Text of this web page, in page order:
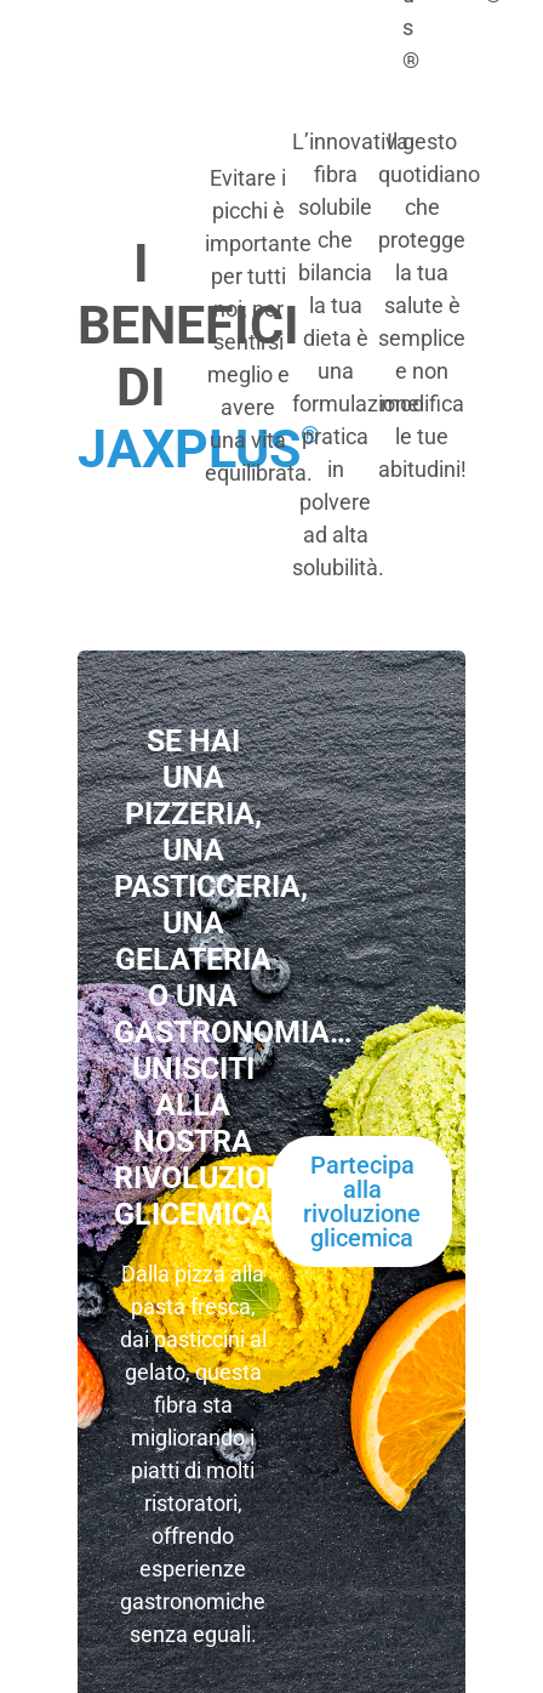
s
®
I
BENEFICI
DI
JAXPLUS®
Evitare i
picchi è
importante
per tutti
noi, per
sentirsi
meglio e
avere
una vita
equilibrata.
L’innovativa
fibra
solubile
che
bilancia
la tua
dieta è
una
formulazione
pratica
in
polvere
ad alta
solubilità.
Il gesto
quotidiano
che
protegge
la tua
salute è
semplice
e non
modifica
le tue
abitudini!
SE HAI
UNA
PIZZERIA,
UNA
PASTICCERIA,
UNA
GELATERIA
O UNA
GASTRONOMIA…
UNISCITI
ALLA
NOSTRA
RIVOLUZIONE
GLICEMICA!
Dalla pizza alla
pasta fresca,
dai pasticcini al
gelato, questa
fibra sta
migliorando i
piatti di molti
ristoratori,
offrendo
esperienze
gastronomiche
senza eguali.
Partecipa
alla
rivoluzione
glicemica